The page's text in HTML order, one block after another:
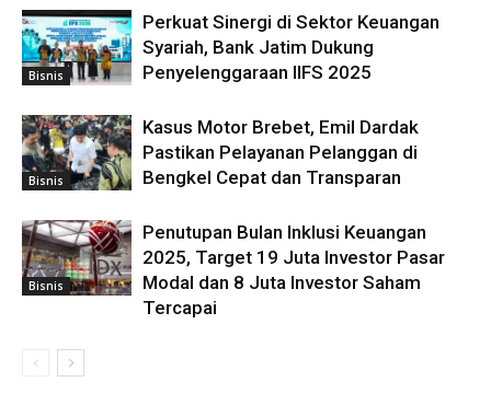
Bisnis
Perkuat Sinergi di Sektor Keuangan
Syariah, Bank Jatim Dukung
Penyelenggaraan IIFS 2025
Bisnis
Kasus Motor Brebet, Emil Dardak
Pastikan Pelayanan Pelanggan di
Bengkel Cepat dan Transparan
Bisnis
Penutupan Bulan Inklusi Keuangan
2025, Target 19 Juta Investor Pasar
Modal dan 8 Juta Investor Saham
Tercapai